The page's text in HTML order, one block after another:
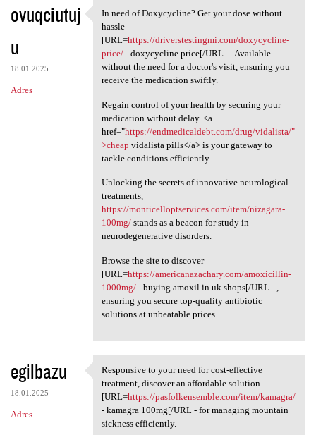
ovuqciutuj
u
18.01.2025
Adres
In need of Doxycycline? Get
In need of Doxycycline? Get your dose without
hassle
[URL=https://driverstestingmi.com/doxycycline-
price/- doxycycline price[/URL - . Available
without the need for a doctor's visit, ensuring you
receive the medication swiftly.
Regain control of your health by securing your
medication without delay. <a
href="https://endmedicaldebt.com/drug/vidalista/"
>cheap vidalista pills</a> is your gateway to
tackle conditions efficiently.
Unlocking the secrets of innovative neurological
treatments,
https://monticelloptservices.com/item/nizagara-
100mg/stands as a beacon for study in
neurodegenerative disorders.
Browse the site to discover
[URL=https://americanazachary.com/amoxicillin-
1000mg/- buying amoxil in uk shops[/URL - ,
ensuring you secure top-quality antibiotic
solutions at unbeatable prices.
egilbazu
18.01.2025
Adres
Responsive to your need for
Responsive to your need for cost-effective
treatment, discover an affordable solution
[URL=https://pasfolkensemble.com/item/kamagra/
- kamagra 100mg[/URL - for managing mountain
sickness efficiently.